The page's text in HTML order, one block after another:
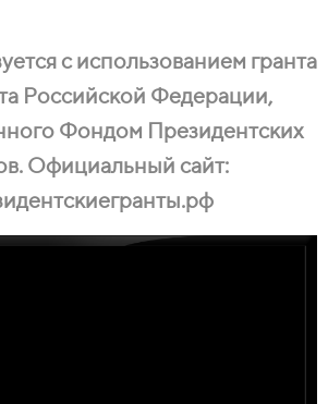
с использованием гранта
Российской Федерации,
Фондом Президентских
Официальный сайт: